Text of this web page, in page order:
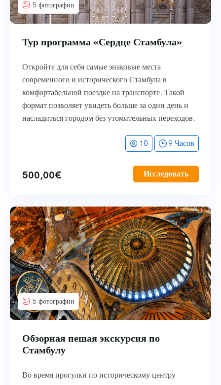
5 фотографии
Тур программа «Сердце Стамбула»
Откройте для себя самые знаковые места
современного и исторического Стамбула в
комфортабельной поездке на транспорте. Такой
формат позволяет увидеть больше за один день и
насладиться городом без утомительных переходов.
10 9 Часов
500,00€ Исследовать
5 фотографии
Обзорная пешая экскурсия по
Стамбулу
Во время прогулки по историческому центру